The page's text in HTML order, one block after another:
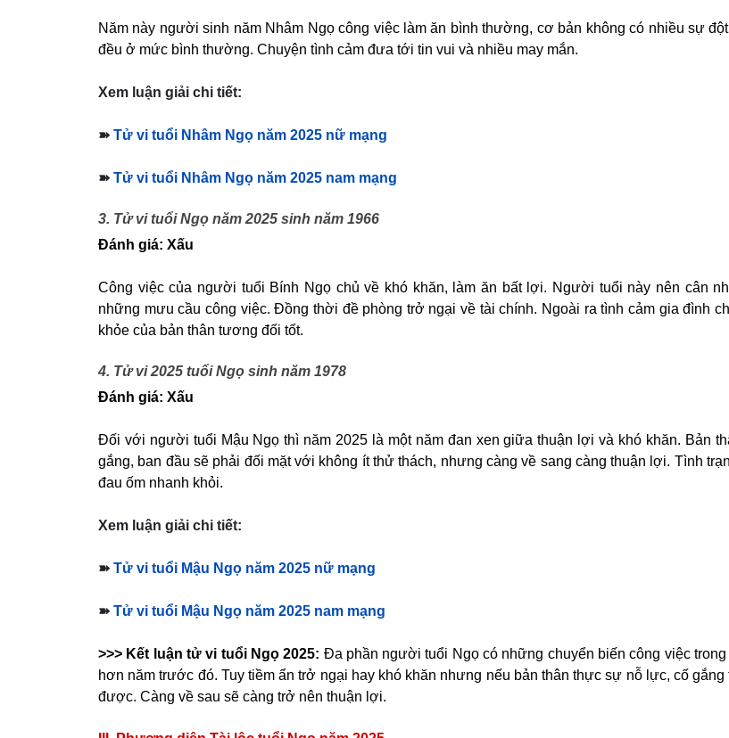
Năm này người sinh năm Nhâm Ngọ công việc làm ăn bình thường, cơ bản không có nhiều sự
đều ở mức bình thường. Chuyện tình cảm đưa tới tin vui và nhiều may mắn.
Xem luận giải chi tiết:
➽ Tử vi tuổi Nhâm Ngọ năm 2025 nữ mạng
➽ Tử vi tuổi Nhâm Ngọ năm 2025 nam mạng
3. Tử vi tuổi Ngọ năm 2025 sinh năm 1966
Đánh giá: Xấu
Công việc của người tuổi Bính Ngọ chủ về khó khăn, làm ăn bất lợi. Người tuổi này nên cân
những mưu cầu công việc. Đồng thời đề phòng trở ngại về tài chính. Ngoài ra tình cảm gia đình
khỏe của bản thân tương đối tốt.
4. Tử vi 2025 tuổi Ngọ sinh năm 1978
Đánh giá: Xấu
Đối với người tuổi Mậu Ngọ thì năm 2025 là một năm đan xen giữa thuận lợi và khó khăn. Bản
gắng, ban đầu sẽ phải đối mặt với không ít thử thách, nhưng càng về sang càng thuận lợi. Tình
đau ốm nhanh khỏi.
Xem luận giải chi tiết:
➽ Tử vi tuổi Mậu Ngọ năm 2025 nữ mạng
➽ Tử vi tuổi Mậu Ngọ năm 2025 nam mạng
>>> Kết luận tử vi tuổi Ngọ 2025: Đa phần người tuổi Ngọ có những chuyển biến công việc
hơn năm trước đó. Tuy tiềm ẩn trở ngại hay khó khăn nhưng nếu bản thân thực sự nỗ lực, cố
được. Càng về sau sẽ càng trở nên thuận lợi.